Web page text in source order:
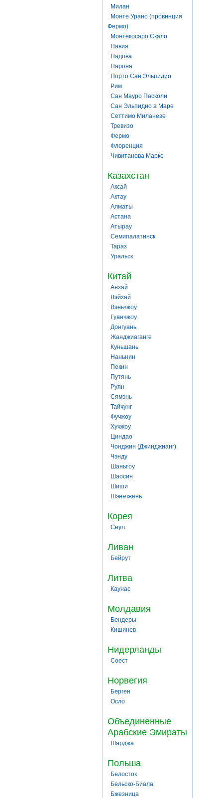
Милан
Монте Урано (провинция
Фермо)
Монтекосаро Скало
Павия
Падова
Парона
Порто Сан Эльпидио
Рим
Сан Мауро Пасколи
Сан Эльпидио а Маре
Сеттимо Миланезе
Тревизо
Фермо
Флоренция
Чивитанова Марке
Казахстан
Аксай
Актау
Алматы
Астана
Атырау
Семипалатинск
Тараз
Уральск
Китай
Анхай
Вэйхай
Вэньчжоу
Гуанчжоу
Донгуань
Жанджиаганге
Куньшань
Наньнин
Пекин
Путянь
Руян
Сямэнь
Тайчунг
Фучжоу
Хучжоу
Циндао
Чонджин (Джинджианг)
Чэнду
Шаньтоу
Шаосин
Шиши
Шэньчжень
Корея
Сеул
Ливан
Бейрут
Литва
Каунас
Молдавия
Бендеры
Кишинев
Нидерланды
Соест
Норвегия
Берген
Осло
Объединенные
Арабские Эмираты
Шарджа
Польша
Белосток
Бельско-Биала
Бжезница